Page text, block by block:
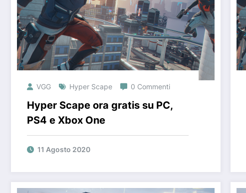
VGG Hyper Scape 0 Commenti
Hyper Scape ora gratis su PC,
PS4 e Xbox One
11 Agosto 2020